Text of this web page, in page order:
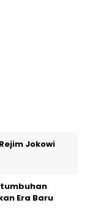
Jokowi
Era Baru